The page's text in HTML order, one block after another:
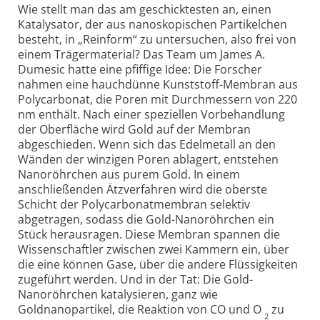
Wie stellt man das am geschicktesten an, einen
Katalysator, der aus nanoskopischen Partikelchen
besteht, in „Reinform“ zu untersuchen, also frei von
einem Trägermaterial? Das Team um James A.
Dumesic hatte eine pfiffige Idee: Die Forscher
nahmen eine hauchdünne Kunststoff-Membran aus
Polycarbonat, die Poren mit Durchmessern von 220
nm enthält. Nach einer speziellen Vorbehandlung
der Oberfläche wird Gold auf der Membran
abgeschieden. Wenn sich das Edelmetall an den
Wänden der winzigen Poren ablagert, entstehen
Nanoröhrchen aus purem Gold. In einem
anschließenden Ätzverfahren wird die oberste
Schicht der Polycarbonatmembran selektiv
abgetragen, sodass die Gold-Nanoröhrchen ein
Stück herausragen. Diese Membran spannen die
Wissenschaftler zwischen zwei Kammern ein, über
die eine können Gase, über die andere Flüssigkeiten
zugeführt werden. Und in der Tat: Die Gold-
Nanoröhrchen katalysieren, ganz wie
Goldnanopartikel, die Reaktion von CO und O 2 zu